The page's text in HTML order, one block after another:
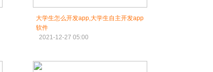
大学生怎么开发app,大学生自主开发app
软件
2021-12-27 05:00